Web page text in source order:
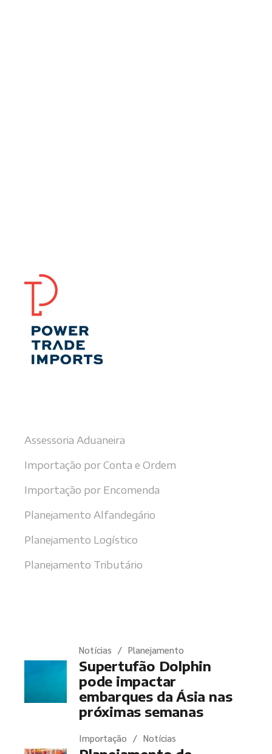
Assessoria Aduaneira
Importação por Conta e Ordem
Importação por Encomenda
Planejamento Alfandegário
Planejamento Logístico
Planejamento Tributário
Notícias Planejamento
Supertufão Dolphin
pode impactar
embarques da Ásia nas
próximas semanas
Importação Notícias